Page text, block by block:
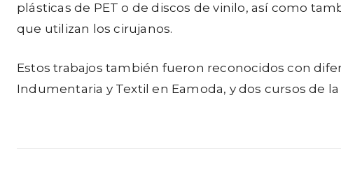
plásticas de PET o de discos de vinilo, así como
que utilizan los cirujanos.
Estos trabajos también fueron reconocidos con
Indumentaria y Textil en Eamoda, y dos cursos de